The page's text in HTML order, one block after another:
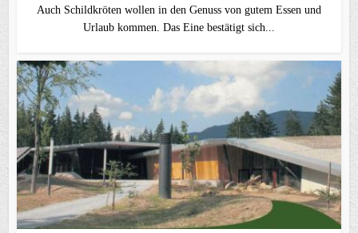
Auch Schildkröten wollen in den Genuss von gutem Essen und
Urlaub kommen. Das Eine bestätigt sich...